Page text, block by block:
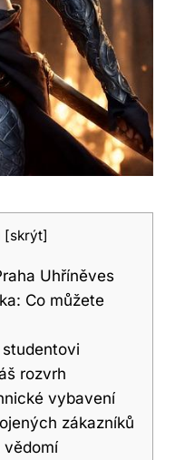
[skrýt]
Uhříněves
Co‌ můžete
rozvrh
vybavení
zákazníků
vědomí